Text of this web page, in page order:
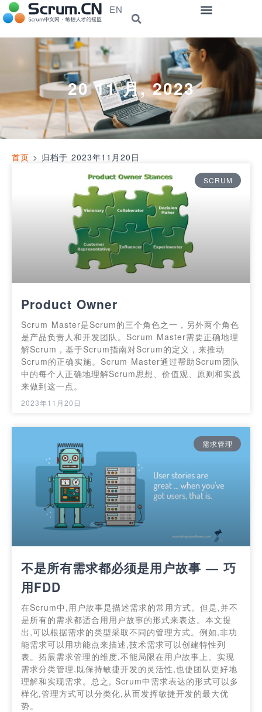
EN
20 11 月, 2023
首页 > 归档于 2023年11月20日
SCRUM
Product Owner
Scrum Master是Scrum的三个角色之一，另外两个角色
是产品负责人和开发团队。Scrum Master需要正确地理
解Scrum，基于Scrum指南对Scrum的定义，来推动
Scrum的正确实施。Scrum Master通过帮助Scrum团队
中的每个人正确地理解Scrum思想、价值观、原则和实践
来做到这一点。
2023年11月20日
需求管理
不是所有需求都必须是用户故事 — 巧
用FDD
在Scrum中,用户故事是描述需求的常用方式。但是,并不
是所有的需求都适合用用户故事的形式来表达。本文提
出,可以根据需求的类型采取不同的管理方式。例如,非功
能需求可以用功能点来描述,技术需求可以创建特性列
表。拓展需求管理的维度,不能局限在用户故事上。实现
需求分类管理,既保持敏捷开发的灵活性,也使团队更好地
理解和实现需求。总之, Scrum中需求表达的形式可以多
样化,管理方式可以分类化,从而发挥敏捷开发的最大优
势。